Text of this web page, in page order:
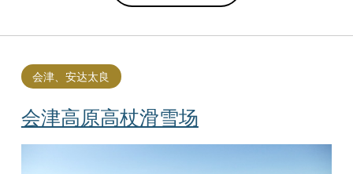
会津高原高杖滑雪场
会津、安达太良